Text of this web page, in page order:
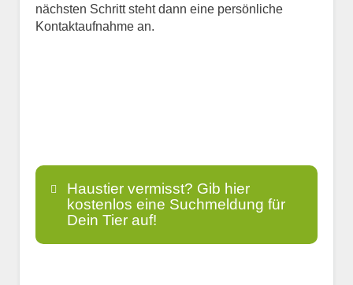
nächsten Schritt steht dann eine persönliche
Kontaktaufnahme an.
Haustier vermisst? Gib hier
kostenlos eine Suchmeldung für
Dein Tier auf!